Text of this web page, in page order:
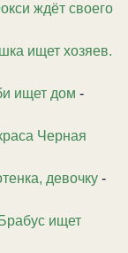
ждёт своего
ищет хозяев.
ищет дом -
Черная
девочку -
ищет